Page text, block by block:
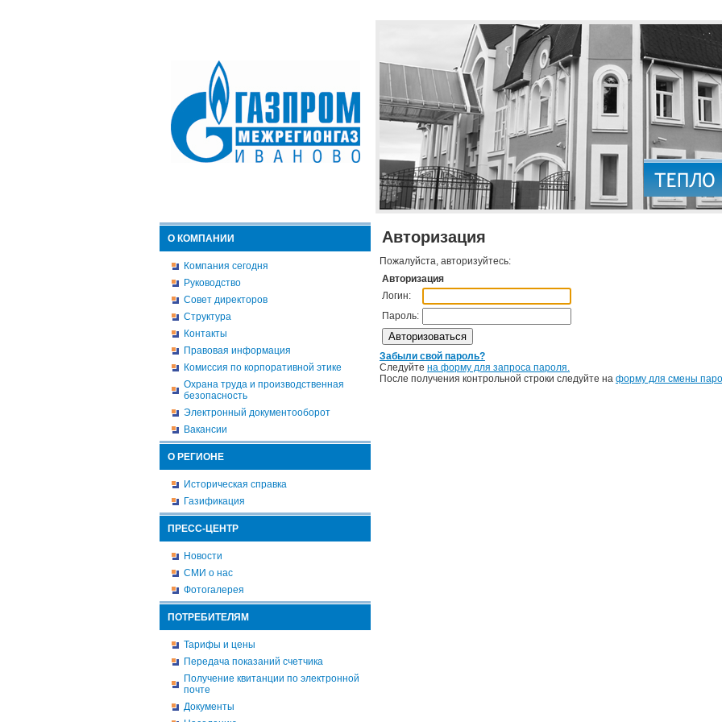
О КОМПАНИИ
Компания сегодня
Руководство
Совет директоров
Структура
Контакты
Правовая информация
Комиссия по корпоративной этике
Охрана труда и производственная
безопасность
Электронный документооборот
Вакансии
О РЕГИОНЕ
Историческая справка
Газификация
ПРЕСС-ЦЕНТР
Новости
СМИ о нас
Фотогалерея
ПОТРЕБИТЕЛЯМ
Тарифы и цены
Передача показаний счетчика
Получение квитанции по электронной
почте
Документы
Авторизация
Пожалуйста, авторизуйтесь:
Авторизация
Логин:
Пароль:
Забыли свой пароль?
Следуйте на форму для запроса пароля.
После получения контрольной строки следуйте на форму для смены